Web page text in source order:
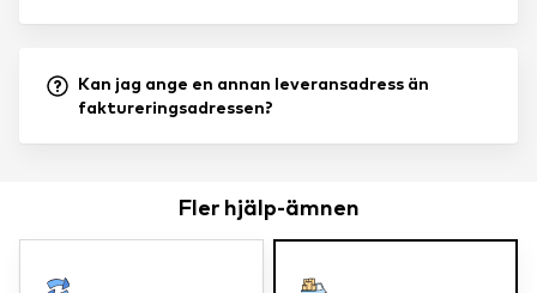
Fler hjälp-ämnen
Kan jag ange en annan leveransadress än
faktureringsadressen?